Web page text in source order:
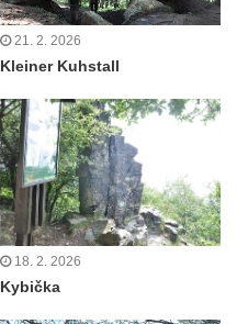
21. 2. 2026
Kleiner Kuhstall
18. 2. 2026
Kybička